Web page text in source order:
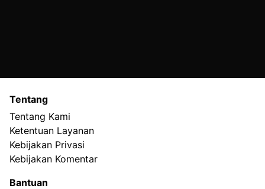
Tentang
Tentang Kami
Ketentuan Layanan
Kebijakan Privasi
Kebijakan Komentar
Bantuan